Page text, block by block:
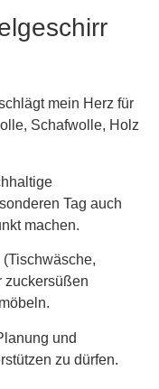
mein Herz für
Schafwolle, Holz
Tag auch
machen.
zuckersüßen
und
zu dürfen.